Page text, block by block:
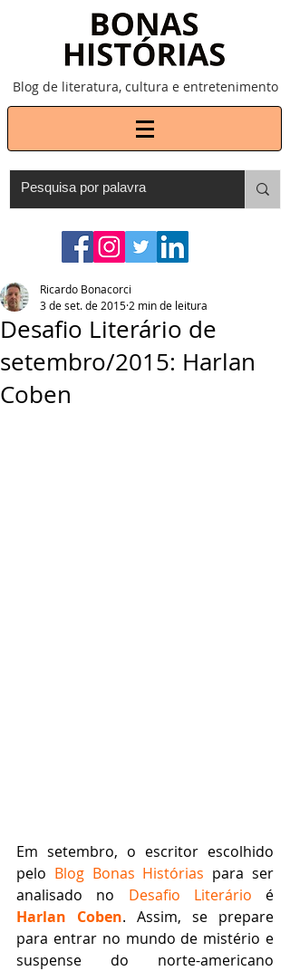
Blog de literatura, cultura e entretenimento
Desafio Literário de
setembro/2015: Harlan
Coben
Ricardo Bonacorci
3 de set. de 2015 2 min de leitura
Em setembro, o escritor escolhido
pelo Blog Bonas Histórias para ser
analisado no Desafio Literário
Harlan Coben. Assim, se prepare
para entrar no mundo de mistério e
suspense do norte-americano